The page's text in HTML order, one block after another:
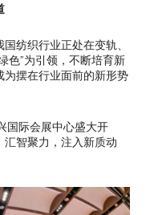
纺织行业正处在变轨、
色”为引领，不断培育新
摆在行业面前的新形势
国际会展中心盛大开
智聚力，注入新质动